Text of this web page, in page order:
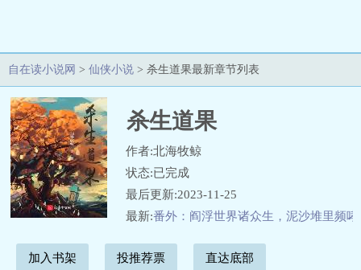
自在读小说网 > 仙侠小说 > 杀生道果最新章节列表
杀生道果
作者:北海牧鲸
状态:已完成
最后更新:2023-11-25
最新:番外：阎浮世界诸众生，泥沙堆里频哮
加入书架 投推荐票 直达底部